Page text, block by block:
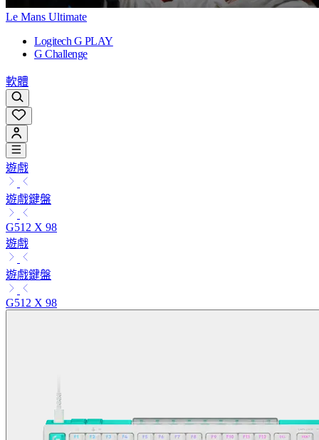
Le Mans Ultimate
Logitech G PLAY
G Challenge
軟體
遊戲
遊戲鍵盤
G512 X 98
遊戲
遊戲鍵盤
G512 X 98